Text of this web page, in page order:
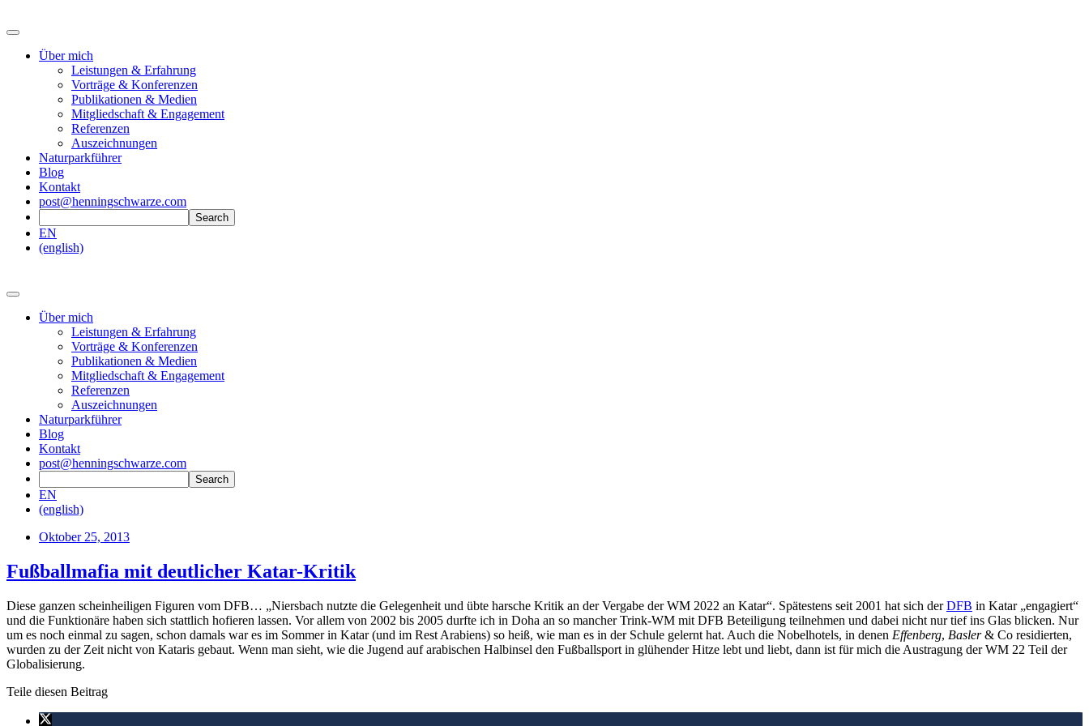
Über mich
Leistungen & Erfahrung
Vorträge & Konferenzen
Publikationen & Medien
Mitgliedschaft & Engagement
Referenzen
Auszeichnungen
Naturparkführer
Blog
Kontakt
post@henningschwarze.com
EN
(english)
Über mich
Leistungen & Erfahrung
Vorträge & Konferenzen
Publikationen & Medien
Mitgliedschaft & Engagement
Referenzen
Auszeichnungen
Naturparkführer
Blog
Kontakt
post@henningschwarze.com
EN
(english)
Oktober 25, 2013
Fußballmafia mit deutlicher Katar-Kritik
Diese ganzen scheinheiligen Figuren vom DFB… „Niersbach nutzte die Gelegenheit und übte harsche Kritik an der Vergabe der WM 2022 an Katar“. Spätestens seit 2001 hat sich derDFB in Katar „engagiert“
und die Funktionäre haben sich stattlich hofieren lassen. Vor allem von 2002 bis 2005 durfte ich in Doha an so mancher Trink-WM mit DFB Beteiligung teilnehmen und dabei nicht nur tief ins Glas blicken. Nur
um es noch einmal zu sagen, schon damals war es im Sommer in Katar (und im Rest Arabiens) so heiß, wie man es in der Schule gelernt hat. Auch die Nobelhotels, in denen Effenberg, Basler& Co residierten,
wurden zu der Zeit nicht von Kataris gebaut. Wenn man sieht, wie die Jugend auf arabischen Halbinsel den Fußballsport in glühender Hitze lebt und liebt, dann ist für mich die Austragung der WM 22 Teil der
Globalisierung.
Teile diesen Beitrag